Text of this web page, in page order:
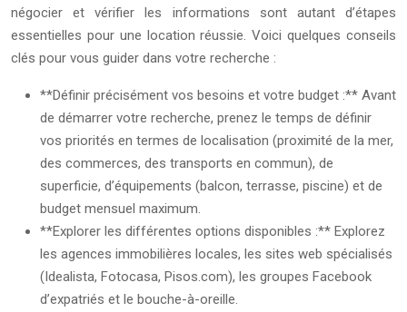
négocier et vérifier les informations sont autant d’étapes
essentielles pour une location réussie. Voici quelques conseils
clés pour vous guider dans votre recherche :
**Définir précisément vos besoins et votre budget :** Avant
de démarrer votre recherche, prenez le temps de définir
vos priorités en termes de localisation (proximité de la mer,
des commerces, des transports en commun), de
superficie, d’équipements (balcon, terrasse, piscine) et de
budget mensuel maximum.
**Explorer les différentes options disponibles :** Explorez
les agences immobilières locales, les sites web spécialisés
(Idealista, Fotocasa, Pisos.com), les groupes Facebook
d’expatriés et le bouche-à-oreille.